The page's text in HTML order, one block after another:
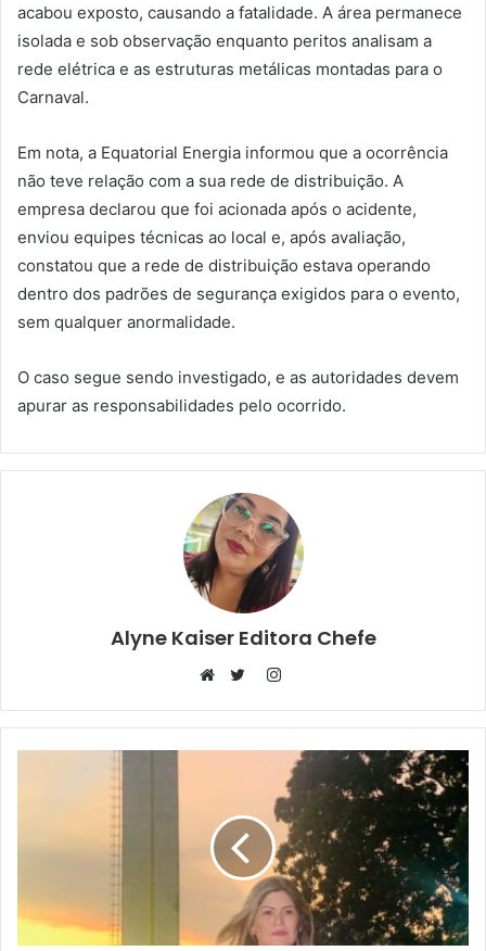
acabou exposto, causando a fatalidade. A área permanece
isolada e sob observação enquanto peritos analisam a
rede elétrica e as estruturas metálicas montadas para o
Carnaval.
Em nota, a Equatorial Energia informou que a ocorrência
não teve relação com a sua rede de distribuição. A
empresa declarou que foi acionada após o acidente,
enviou equipes técnicas ao local e, após avaliação,
constatou que a rede de distribuição estava operando
dentro dos padrões de segurança exigidos para o evento,
sem qualquer anormalidade.
O caso segue sendo investigado, e as autoridades devem
apurar as responsabilidades pelo ocorrido.
Alyne Kaiser Editora Chefe
Instagram